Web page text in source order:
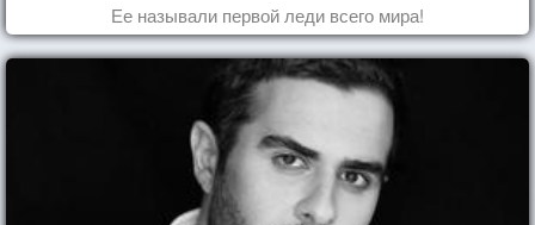
Ее называли первой леди всего мира!